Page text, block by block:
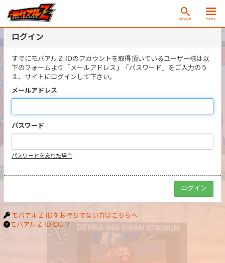
SEARCH MENU
ログイン
すでにモバアルＺ IDのアカウントを取得頂いているユーザー様は以
下のフォームより「メールアドレス」「パスワード」をご入力のう
え、サイトにログインして下さい。
メールアドレス
パスワード
パスワードを忘れた場合
モバアルＺ IDをお持ちでない方はこちらへ
モバアルＺ IDとは？